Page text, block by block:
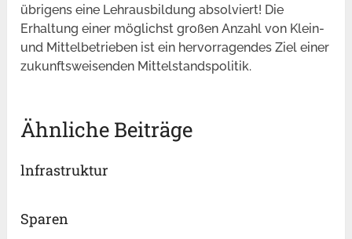
übrigens eine Lehrausbildung absolviert! Die
Erhaltung einer möglichst großen Anzahl von Klein-
und Mittelbetrieben ist ein hervorragendes Ziel einer
zukunftsweisenden Mittelstandspolitik.
Ähnliche Beiträge
lnfrastruktur
Sparen